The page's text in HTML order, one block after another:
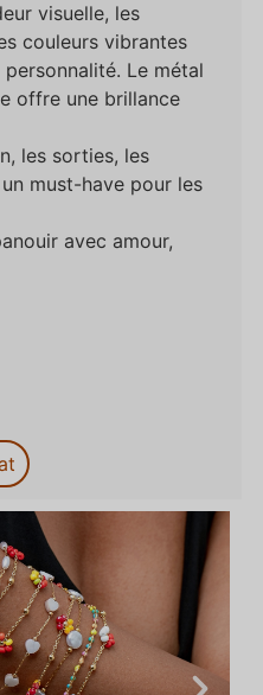
visuelle, les
couleurs vibrantes
Le métal
offre une brillance
les sorties, les
must-have pour les
avec amour,